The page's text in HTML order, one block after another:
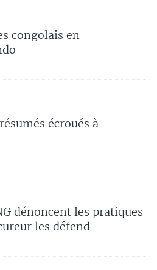
congolais en
écroués à
dénoncent les pratiques
les défend